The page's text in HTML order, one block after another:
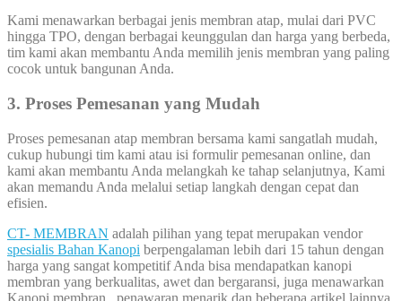
Kami menawarkan berbagai jenis membran atap, mulai dari PVC
hingga TPO, dengan berbagai keunggulan dan harga yang berbeda,
tim kami akan membantu Anda memilih jenis membran yang paling
cocok untuk bangunan Anda.
3. Proses Pemesanan yang Mudah
Proses pemesanan atap membran bersama kami sangatlah mudah,
cukup hubungi tim kami atau isi formulir pemesanan online, dan
kami akan membantu Anda melangkah ke tahap selanjutnya, Kami
akan memandu Anda melalui setiap langkah dengan cepat dan
efisien.
CT- MEMBRAN adalah pilihan yang tepat merupakan vendor
spesialis Bahan Kanopi berpengalaman lebih dari 15 tahun dengan
harga yang sangat kompetitif Anda bisa mendapatkan kanopi
membran yang berkualitas, awet dan bergaransi, juga menawarkan
Kanopi membran, penawaran menarik dan beberapa artikel lainnya.